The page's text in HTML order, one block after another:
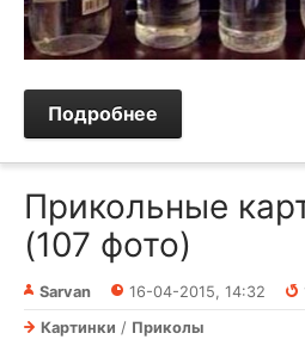
Подробнее
Прикольные
(107 фото)
Sarvan 16-04-2015, 14:32
Картинки / Приколы